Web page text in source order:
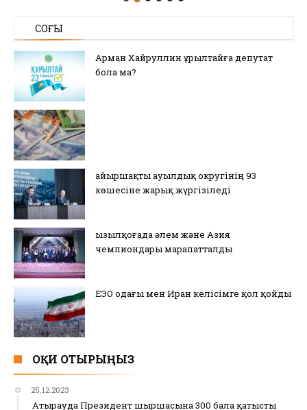
СОҢҒЫ
Арман Хайруллин Құрылтайға депутат
бола ма?
Қайыршақты ауылдық округінің 93
көшесіне жарық жүргізіледі
Қызылқоғада әлем және Азия
чемпиондары марапатталды
ЕЭО одағы мен Иран келісімге қол қойды
ОҚИ ОТЫРЫҢЫЗ
25.12.2023
Атырауда Президент шыршасына 300 бала қатысты